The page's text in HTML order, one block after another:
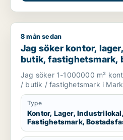
Jag söker kontor, lager,
8 mån sedan
Jag söker kontor,
butik, fastighetsmark,
eller garage till salu i
Jag söker 1-1000000 m²
/ butik / fastighetsmark i
Type
Kontor, Lager,
Fastighetsmark,